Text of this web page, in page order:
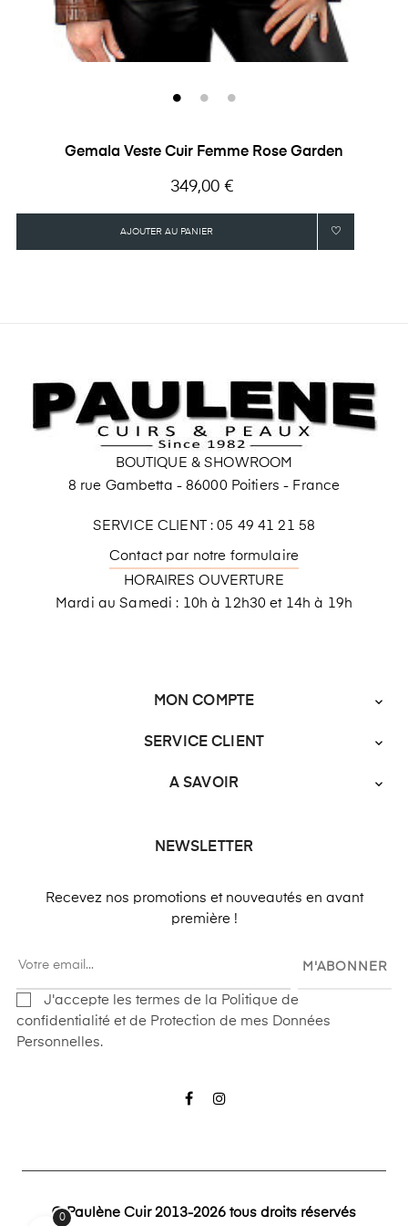
Gemala Veste Cuir Femme Rose Garden
Prix
349,00 €
AJOUTER AU PANIER
BOUTIQUE & SHOWROOM
8 rue Gambetta - 86000 Poitiers - France
SERVICE CLIENT : 05 49 41 21 58
Contact par notre formulaire
HORAIRES OUVERTURE
Mardi au Samedi : 10h à 12h30 et 14h à 19h
MON COMPTE 
SERVICE CLIENT 
A SAVOIR 
NEWSLETTER
Recevez nos promotions et nouveautés en avant
première !
M'ABONNER
J'accepte les termes de la Politique de
confidentialité et de Protection de mes Données
Personnelles.
Facebook
© Paulène Cuir 2013-2026 tous droits réservés
0